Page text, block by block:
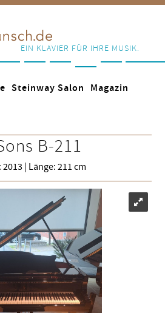
EIN KLAVIER FÜR IHRE MUSIK.
Steinway Salon
Magazin
B-211
| Länge: 211 cm